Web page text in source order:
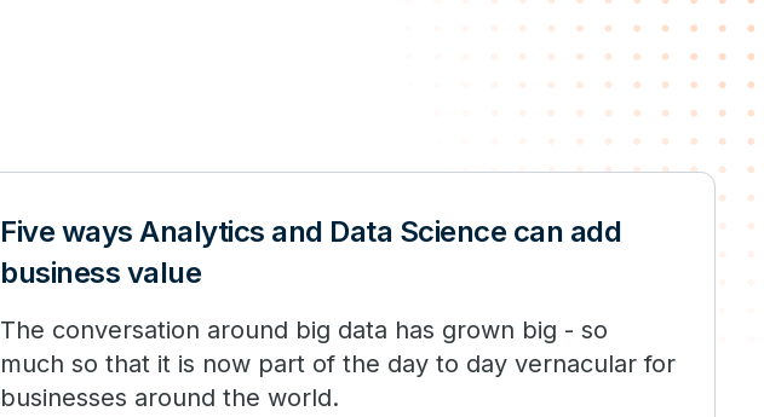
Five ways Analytics and Data Science can add
business value
The conversation around big data has grown big - so
much so that it is now part of the day to day vernacular for
businesses around the world.